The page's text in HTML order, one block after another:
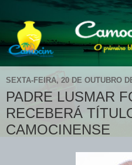
SEXTA-FEIRA, 20 DE OUTUBRO
PADRE LUSMAR
RECEBERÁ
CAMOCINENSE